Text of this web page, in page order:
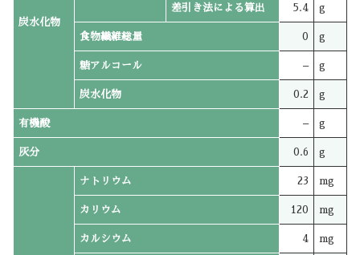
炭水化物
差引き法による算出 5.4 g
食物繊維総量 0 g
糖アルコール – g
炭水化物 0.2 g
有機酸 – g
灰分 0.6 g
ナトリウム 23 mg
カリウム 120 mg
カルシウム 4 mg